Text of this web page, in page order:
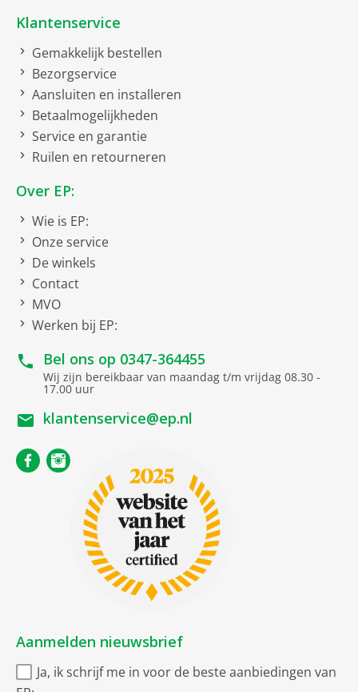
Klantenservice
Gemakkelijk bestellen
Bezorgservice
Aansluiten en installeren
Betaalmogelijkheden
Service en garantie
Ruilen en retourneren
Over EP:
Wie is EP:
Onze service
De winkels
Contact
MVO
Werken bij EP:
Bel ons op 0347-364455
Wij zijn bereikbaar van maandag t/m vrijdag 08.30 -
17.00 uur
klantenservice@ep.nl
Aanmelden nieuwsbrief
Ja, ik schrijf me in voor de beste aanbiedingen van